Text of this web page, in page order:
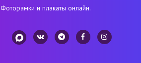
Фоторамки и плакаты онлайн.